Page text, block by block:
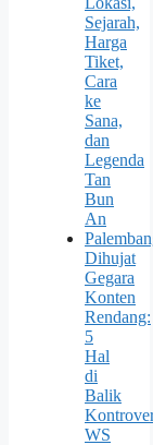
Sejarah,
Harga
Tiket,
Cara
ke
Sana,
dan
Legenda
Tan
Bun
An
Dihujat
Gegara
Konten
Rendang:
5
Hal
di
Balik
WS